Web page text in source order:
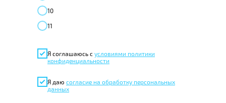
10
11
Я соглашаюсь с условиями политики
конфиденциальности
Я даю согласие на обработку персональных
данных